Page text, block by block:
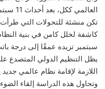
تكن منشئة للتحولات التي
كاشفة لخلل كامن في بنية
سبتمبر تزيده عمقًا إلى درجة
يظل التنظيم الدولي المتصدع
اللازمة لإقامة نظام عالمي
وتحاول هذه الدراسة إلقاء